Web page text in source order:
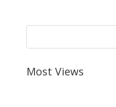
Most Views